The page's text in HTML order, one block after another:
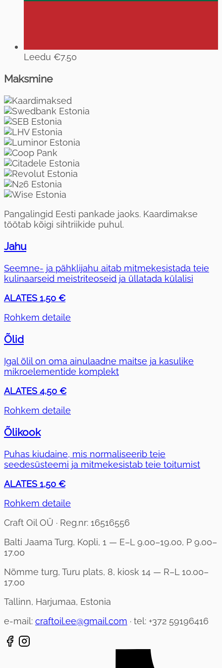
Leedu €7.50
Maksmine
Pangalingid Eesti pankade jaoks. Kaardimakse
töötab kõigi sihtriikide puhul.
Jahu
Seemne- ja pähklijahu aitab mitmekesistada teie
kulinaarseid meistriteoseid ja üllatada külalisi
ALATES 1,50 €
Rohkem detaile
Õlid
Igal õlil on oma ainulaadne maitse ja kasulike
mikroelementide komplekt
ALATES 4,50 €
Rohkem detaile
Õlikook
Puhas kiudaine, mis normaliseerib teie
seedesüsteemi ja mitmekesistab teie toitumist
ALATES 1,50 €
Rohkem detaile
Craft Oil OÜ · Reg.nr: 16516556
Balti Jaama Turg, Kopli, 1 — E–L 9.00–19.00, P 9.00–
17.00
Nõmme turg, Turu plats, 8, kiosk 14 — R–L 10.00–
17.00
Tallinn, Harjumaa, Estonia
e-mail: craftoil.ee@gmail.com · tel: +372 59196416